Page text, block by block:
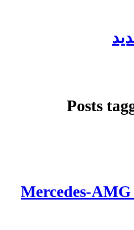
Posts
Mercedes-AMG